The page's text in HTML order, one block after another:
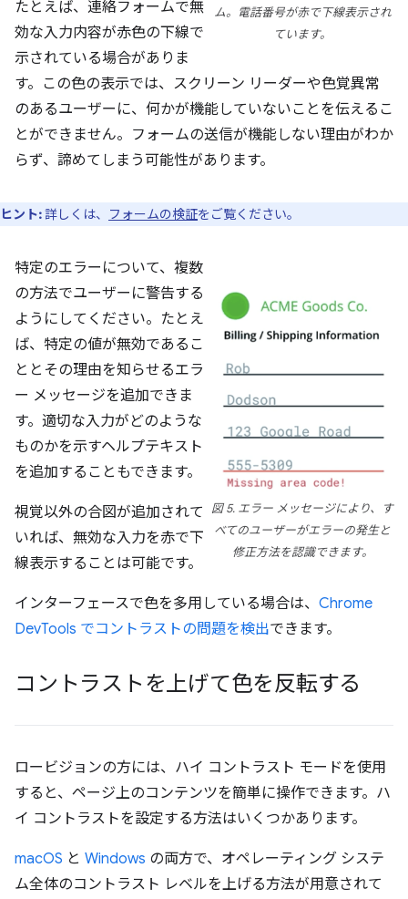
ム。電話番号が赤で下線表示され
ています。
たとえば、連絡フォームで無
効な入力内容が赤色の下線で
示されている場合がありま
す。この色の表示では、スクリーン リーダーや色覚異常
のあるユーザーに、何かが機能していないことを伝えるこ
とができません。フォームの送信が機能しない理由がわか
らず、諦めてしまう可能性があります。
ヒント:詳しくは、 フォームの検証をご覧ください。
図 5. エラー メッセージにより、す
べてのユーザーがエラーの発生と
修正方法を認識できます。
特定のエラーについて、複数
の方法でユーザーに警告する
ようにしてください。たとえ
ば、特定の値が無効であるこ
ととその理由を知らせるエラ
ー メッセージを追加できま
す。適切な入力がどのような
ものかを示すヘルプテキスト
を追加することもできます。
視覚以外の合図が追加されて
いれば、無効な入力を赤で下
線表示することは可能です。
インターフェースで色を多用している場合は、 Chrome
DevTools でコントラストの問題を検出できます。
コントラストを上げて色を反転する
ロービジョンの方には、ハイ コントラスト モードを使用
すると、ページ上のコンテンツを簡単に操作できます。ハ
イ コントラストを設定する方法はいくつかあります。
macOS と Windows の両方で、オペレーティング システ
ム全体のコントラスト レベルを上げる方法が用意されて